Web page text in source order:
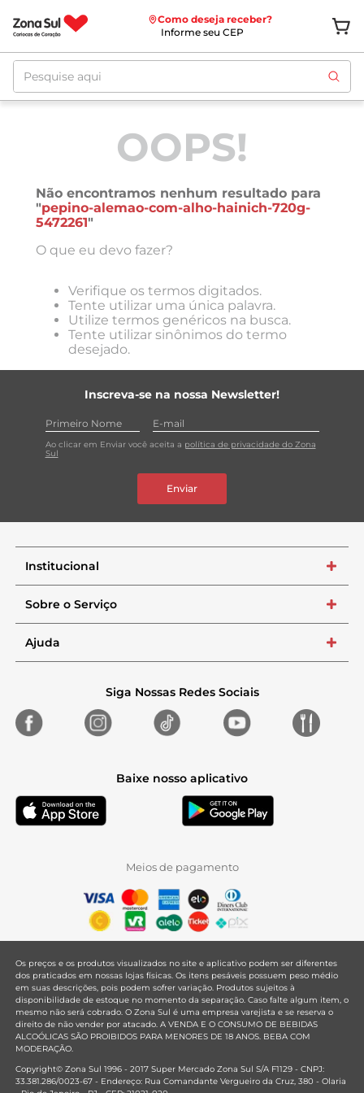
Como deseja receber?
Informe seu CEP
Pesquise aqui
OOPS!
Não encontramos nenhum resultado para
"pepino-alemao-com-alho-hainich-720g-
5472261"
O que eu devo fazer?
Verifique os termos digitados.
Tente utilizar uma única palavra.
Utilize termos genéricos na busca.
Tente utilizar sinônimos do termo
desejado.
Inscreva-se na nossa Newsletter!
Ao clicar em Enviar você aceita a política de privacidade do Zona
Sul
Enviar
Institucional +
Sobre o Serviço +
Ajuda +
Siga Nossas Redes Sociais
Baixe nosso aplicativo
Meios de pagamento
Os preços e os produtos visualizados no site e aplicativo podem ser diferentes
dos praticados em nossas lojas físicas. Os itens pesáveis possuem peso médio
em suas descrições, pois podem sofrer variação. Produtos sujeitos à
disponibilidade de estoque no momento da separação. Caso falte algum item, o
mesmo não será cobrado. O Zona Sul é uma empresa varejista e se reserva o
direito de não vender por atacado. A VENDA E O CONSUMO DE BEBIDAS
ALCOÓLICAS SÃO PROIBIDOS PARA MENORES DE 18 ANOS. BEBA COM
MODERAÇÃO.
Copyright© Zona Sul 1996 - 2017 Super Mercado Zona Sul S/A F1129 - CNPJ:
33.381.286/0023-67 - Endereço: Rua Comandante Vergueiro da Cruz, 380 - Olaria